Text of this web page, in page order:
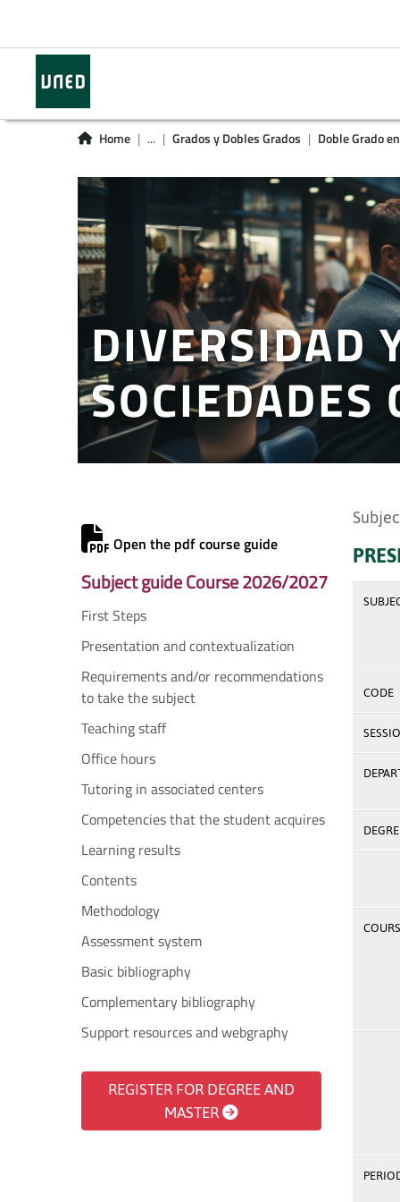
Home ... Grados y Dobles Grados Doble Grado
DIVERSIDAD
SOCIEDADES
Open the pdf course guide
Subject guide Course 2026/2027
First Steps
Presentation and contextualization
Requirements and/or recommendations
to take the subject
Teaching staff
Office hours
Tutoring in associated centers
Competencies that the student acquires
Learning results
Contents
Methodology
Assessment system
Basic bibliography
Complementary bibliography
Support resources and webgraphy
REGISTER FOR DEGREE AND
MASTER
CODE